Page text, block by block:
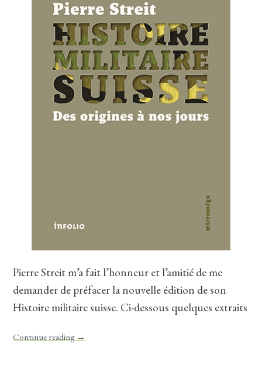
Pierre Streit m’a fait l’honneur et l’amitié de me
demander de préfacer la nouvelle édition de son
Histoire militaire suisse. Ci-dessous quelques extraits
Continue reading →